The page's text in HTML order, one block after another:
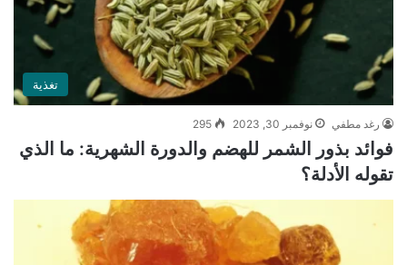
تغذية
رغد مطفي نوفمبر 30, 2023 295
فوائد بذور الشمر للهضم والدورة الشهرية: ما الذي
تقوله الأدلة؟